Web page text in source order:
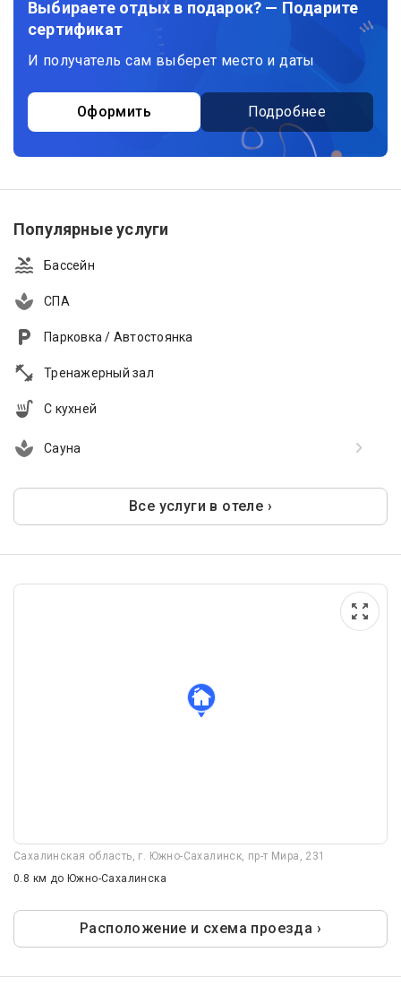
Выбираете отдых в подарок? — Подарите
сертификат
И получатель сам выберет место и даты
Оформить Подробнее
Популярные услуги
Бассейн
СПА
Парковка / Автостоянка
Тренажерный зал
С кухней
Сауна
Все услуги в отеле ›
Сахалинская область, г. Южно-Сахалинск, пр-т Мира, 231
0.8 км до Южно-Сахалинска
Расположение и схема проезда ›